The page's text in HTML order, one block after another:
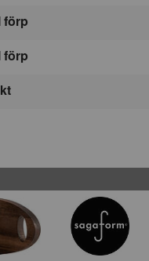
förp
förp